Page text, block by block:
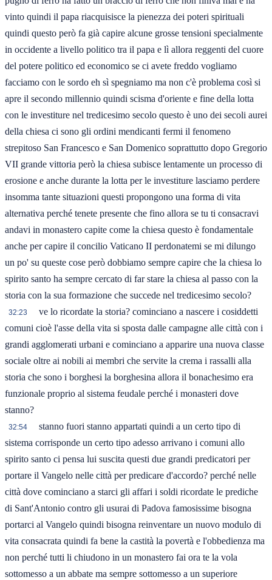
vinto quindi il papa riacquisisce la pienezza dei poteri spirituali
quindi questo però fa già capire alcune grosse tensioni specialmente
in occidente a livello politico tra il papa e lì allora reggenti del cuore
del potere politico ed economico se ci avete freddo vogliamo
facciamo con le sordo eh sì spegniamo ma non c'è problema così si
apre il secondo millennio quindi scisma d'oriente e fine della lotta
con le investiture nel tredicesimo secolo questo è uno dei secoli aurei
della chiesa ci sono gli ordini mendicanti fermi il fenomeno
strepitoso San Francesco e San Domenico soprattutto dopo Gregorio
VII grande vittoria però la chiesa subisce lentamente un processo di
erosione e anche durante la lotta per le investiture lasciamo perdere
insomma tante situazioni questi propongono una forma di vita
alternativa perché tenete presente che fino allora se tu ti consacravi
andavi in monastero capite come la chiesa questo è fondamentale
anche per capire il concilio Vaticano II perdonatemi se mi dilungo
un po' su queste cose però dobbiamo sempre capire che la chiesa lo
spirito santo ha sempre cercato di far stare la chiesa al passo con la
storia con la sua formazione che succede nel tredicesimo secolo?
32:23
ve lo ricordate la storia? cominciano a nascere i cosiddetti
comuni cioè l'asse della vita si sposta dalle campagne alle città con i
grandi agglomerati urbani e cominciano a apparire una nuova classe
sociale oltre ai nobili ai membri che servite la crema i rassalli alla
storia che sono i borghesi la borghesina allora il bonachesimo era
funzionale proprio al sistema feudale perché i monasteri dove
stanno?
32:54
stanno fuori stanno appartati quindi a un certo tipo di
sistema corrisponde un certo tipo adesso arrivano i comuni allo
spirito santo ci pensa lui suscita questi due grandi predicatori per
portare il Vangelo nelle città per predicare d'accordo? perché nelle
città dove cominciano a starci gli affari i soldi ricordate le prediche
di Sant'Antonio contro gli usurai di Padova famosissime bisogna
portarci al Vangelo quindi bisogna reinventare un nuovo modulo di
vita consacrata quindi fa bene la castità la povertà e l'obbedienza ma
non perché tutti li chiudono in un monastero fai ora te la vola
sottomesso a un abbate ma sempre sottomesso a un superiore